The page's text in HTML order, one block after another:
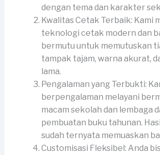
dengan tema dan karakter
Kwalitas Cetak Terbaik: Kami
teknologi cetak modern dan
bermutu untuk memutuskan
tampak tajam, warna akurat,
lama.
Pengalaman yang Terbukti:
berpengalaman melayani
macam sekolah dan lembaga
pembuatan buku tahunan.
sudah ternyata memuaskan
Customisasi Fleksibel: Anda